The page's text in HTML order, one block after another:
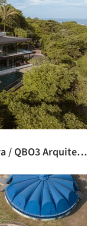
Residências Kul-Nosara / QBO3 Arquitectos